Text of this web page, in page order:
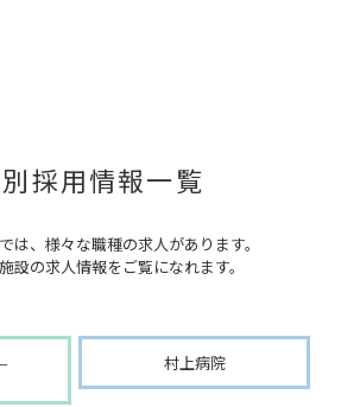
採用情報一覧
は、様々な職種の求人があります。
設の求人情報をご覧になれます。
村上病院